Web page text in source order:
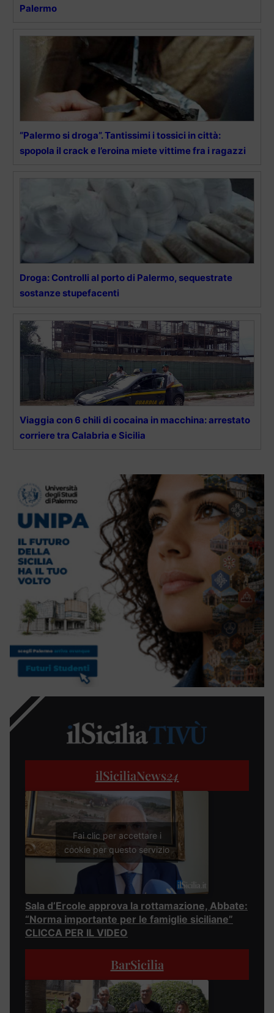
Palermo
“Palermo si droga”. Tantissimi i tossici in città:
spopola il crack e l’eroina miete vittime fra i ragazzi
Droga: Controlli al porto di Palermo, sequestrate
sostanze stupefacenti
Viaggia con 6 chili di cocaina in macchina: arrestato
corriere tra Calabria e Sicilia
ilSiciliaNews24
Fai clic per accettare i
cookie per questo servizio
Sala d’Ercole approva la rottamazione, Abbate:
“Norma importante per le famiglie siciliane”
CLICCA PER IL VIDEO
BarSicilia